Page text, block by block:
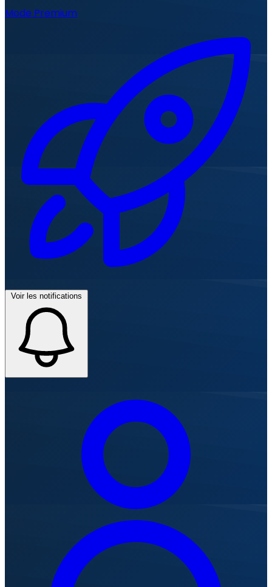
Mode Premium
Voir les notifications